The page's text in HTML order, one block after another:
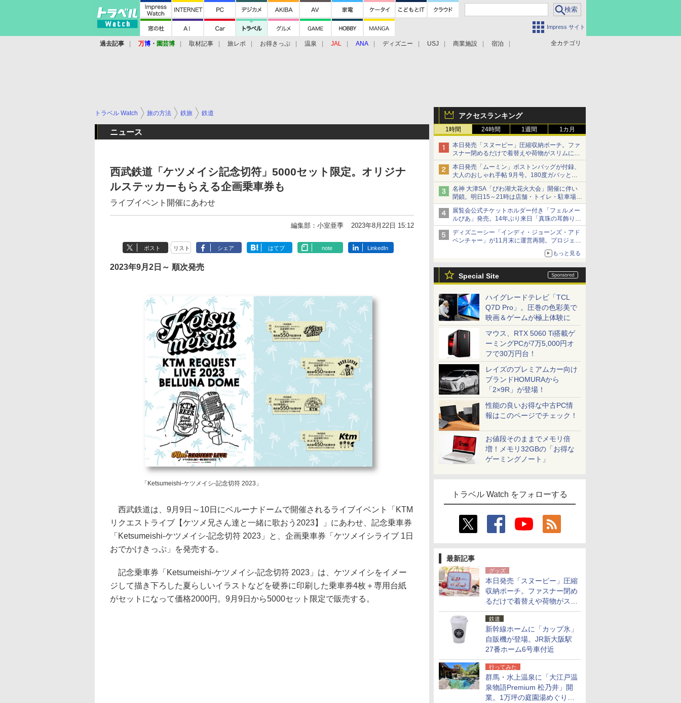
Impress サイト
全カテゴリ
過去記事 万博 ・ 園芸博 取材記事 旅レポ お得きっぷ 温泉 JAL ANA ディズニー USJ 商業施設 宿泊
アクセスランキング
1時間 24時間 1週間 1カ月
本日発売「スヌーピー」圧縮収納ポーチ。ファ
スナー閉めるだけで着替えや荷物がスリムにま
とまる
本日発売「ムーミン」ボストンバッグが付録、
大人のおしゃれ手帖 9月号。180度ガバッと開
いて大容量
名神 大津SA「びわ湖大花火大会」開催に伴い
閉鎖。明日15～21時は店舗・トイレ・駐車場の
利用不可
展覧会公式チケットホルダー付き「フェルメー
ルぴあ」発売。14年ぶり来日「真珠の耳飾りの
少女」ほか37作品のガイド
ディズニーシー「インディ・ジョーンズ・アド
ベンチャー」が11月末に運営再開。プロジェク
ションマッピングを追加、DPAは1500円
もっと見る
Special Site
ハイグレードテレビ「TCL
Q7D Pro」。圧巻の色彩美で
映画＆ゲームが極上体験に
マウス、RTX 5060 Ti搭載ゲ
ーミングPCが7万5,000円オ
フで30万円台！
レイズのプレミアムカー向け
ブランドHOMURAから
「2×9R」が登場！
性能の良いお得な中古PC情
報はこのページでチェック！
お値段そのままでメモリ倍
増！メモリ32GBの「お得な
ゲーミングノート」
トラベル Watch をフォローする
最新記事
グッズ
本日発売「スヌーピー」圧縮
収納ポーチ。ファスナー閉め
るだけで着替えや荷物がスリ
ムにまとまる
鉄道
新幹線ホームに「カップ氷」
自販機が登場。JR新大阪駅
27番ホーム6号車付近
行ってみた
群馬・水上温泉に「大江戸温
泉物語Premium 松乃井」開
業。1万坪の庭園湯めぐり＆
トラベル Watch 旅の方法 鉄旅 鉄道
ニュース
西武鉄道「ケツメイシ記念切符」5000セット限定。オリジナ
ルステッカーもらえる企画乗車券も
ライブイベント開催にあわせ
編集部：小室亜季 2023年8月22日 15:12
ポスト リスト シェア はてブ note LinkedIn
2023年9月2日～ 順次発売
「Ketsumeishi-ケツメイシ-記念切符 2023」
西武鉄道は、9月9日～10日にベルーナドームで開催されるライブイベント「KTM
リクエストライブ【ケツメ兄さん達と一緒に歌おう2023】」にあわせ、記念乗車券
「Ketsumeishi-ケツメイシ-記念切符 2023」と、企画乗車券「ケツメイシライブ 1日
おでかけきっぷ」を発売する。
記念乗車券「Ketsumeishi-ケツメイシ-記念切符 2023」は、ケツメイシをイメー
ジして描き下ろした夏らしいイラストなどを硬券に印刷した乗車券4枚＋専用台紙
がセットになって価格2000円。9月9日から5000セット限定で販売する。